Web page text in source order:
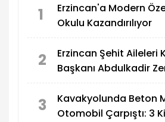
1
Erzincan'a Modern
Okulu Kazandırılıyor
2
Erzincan Şehit Aileleri
Başkanı Abdulkadir
3
Kavakyolunda Beton
Otomobil Çarpıştı: 3